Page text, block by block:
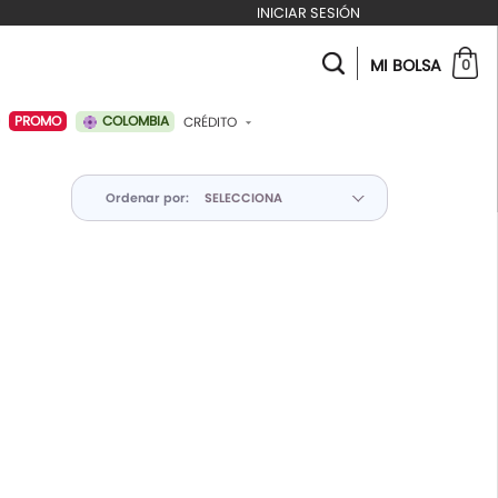
INICIAR SESIÓN
PROMO COLOMBIA CRÉDITO
MI BOLSA 0
Ordenar por: